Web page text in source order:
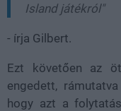
Island játékról"
- írja Gilbert.
Ezt követően az
engedett,
hogy azt a